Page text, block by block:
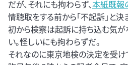
だが、それにも拘わらず、本紙既報
情聴取をする前から「不起訴」と決
初から検察は起訴に持ち込む気が
い。怪しいにも拘わらずだ。
それなのに東京地検の決定を受け